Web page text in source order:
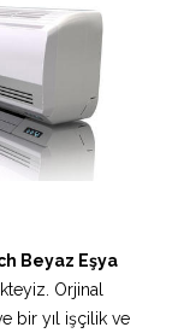
Beyaz Eşya
Orjinal
bir yıl işçilik ve